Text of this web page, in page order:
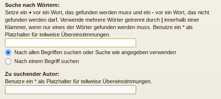
Suche nach Wörtern:
Setze ein + vor ein Wort, das gefunden werden muss und ein - vor ein Wort, das nicht
gefunden werden darf. Verwende mehrere Wörter getrennt durch | innerhalb einer
Klammer, wenn nur eines der Wörter gefunden werden muss. Benutze ein * als
Platzhalter für teilweise Übereinstimmungen.
Nach allen Begriffen suchen oder Suche wie angegeben verwenden
Nach einem Begriff suchen
Zu suchender Autor:
Benutze ein * als Platzhalter für teilweise Übereinstimmungen.